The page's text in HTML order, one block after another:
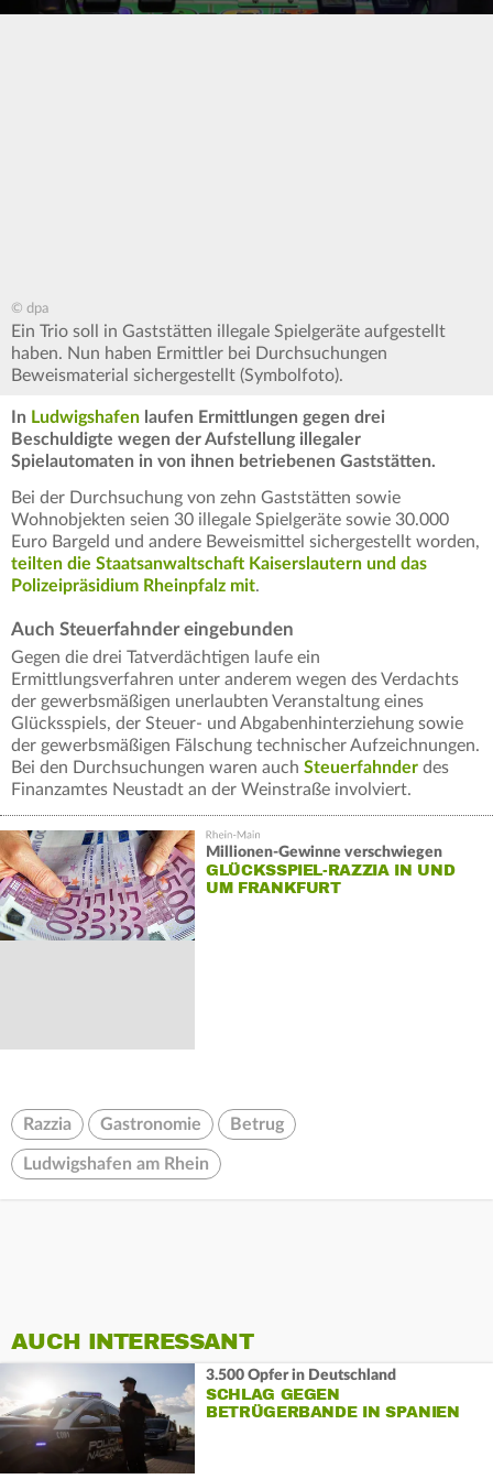
© dpa
Ein Trio soll in Gaststätten illegale Spielgeräte aufgestellt
haben. Nun haben Ermittler bei Durchsuchungen
Beweismaterial sichergestellt (Symbolfoto).
In Ludwigshafen laufen Ermittlungen gegen drei
Beschuldigte wegen der Aufstellung illegaler
Spielautomaten in von ihnen betriebenen Gaststätten.
Bei der Durchsuchung von zehn Gaststätten sowie
Wohnobjekten seien 30 illegale Spielgeräte sowie 30.000
Euro Bargeld und andere Beweismittel sichergestellt worden,
teilten die Staatsanwaltschaft Kaiserslautern und das
Polizeipräsidium Rheinpfalz mit.
Auch Steuerfahnder eingebunden
Gegen die drei Tatverdächtigen laufe ein
Ermittlungsverfahren unter anderem wegen des Verdachts
der gewerbsmäßigen unerlaubten Veranstaltung eines
Glücksspiels, der Steuer- und Abgabenhinterziehung sowie
der gewerbsmäßigen Fälschung technischer Aufzeichnungen.
Bei den Durchsuchungen waren auch Steuerfahnder des
Finanzamtes Neustadt an der Weinstraße involviert.
Millionen-Gewinne verschwiegen
GLÜCKSSPIEL-RAZZIA IN UND
UM FRANKFURT
Razzia Gastronomie Betrug
Ludwigshafen am Rhein
AUCH INTERESSANT
3.500 Opfer in Deutschland
SCHLAG GEGEN
BETRÜGERBANDE IN SPANIEN